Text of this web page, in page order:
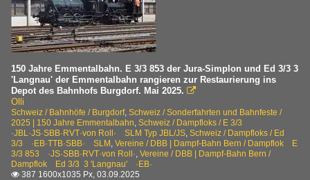
150 Jahre Emmentalbahn. E 3/3 853 der Jura-Simplon und Ed 3/3 3
'Langnau' der Emmentalbahn rangieren zur Restaurierung ins
Depot des Bahnhofs Burgdorf. Mai 2025. 
Olli
Schweiz / Bahnhöfe / Burgdorf, Schweiz / Sonderfahrten und Bahnfeste /
2025 | 150 Jahre Emmentalbahn, Schweiz / Dampfloks / E 3/3
·JBL·JS·SBB·RVT·von Roll· SLM Typ JBL/JS, Schweiz / Dampfloks / Ed
3/3 ·EB·TTB·SBB· SLM , Vereine / DBB | Dampf-Bahn Bern / Dampflok E
3/3 853 ·JS·SBB·RVT·von Roll·, Vereine / DBB | Dampf-Bahn Bern /
Dampflok Ed 3/3 3 'Langnau' ·EB·
 387 1600x1035 Px, 03.09.2025